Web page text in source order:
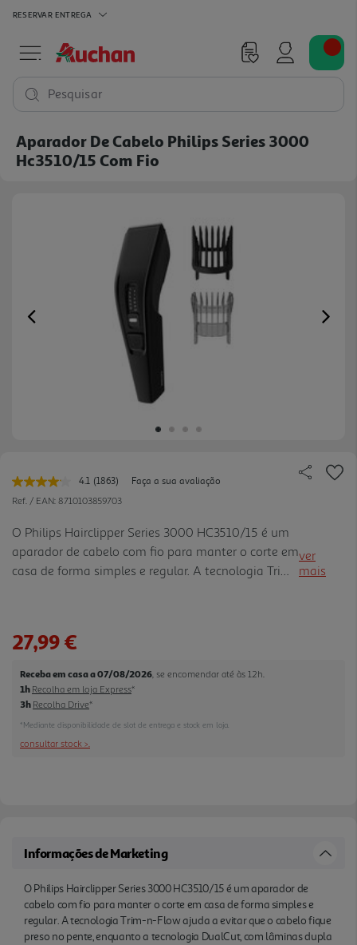
RESERVAR ENTREGA
Pesquisar
Aparador De Cabelo Philips Series 3000
Hc3510/15 Com Fio
Previous
4.1 Leu
1863
Link
para
a
mesma
página.
(1863)
Faça a sua avaliação
Ref. / EAN: 8710103859703
O Philips Hairclipper Series 3000 HC3510/15 é um
aparador de cabelo com fio para manter o corte em
casa de forma simples e regular. A tecnologia Trim-
favorece um corte rápido e preciso. As 13
regulações de comprimento permitem ajustar o
resultado ao estilo pretendido, e o pente de barba
incluído acrescenta versatilidade para cuidar
também do rosto. Para a rotina de cui dado
pessoal, é uma solução prática que combina
ver
mais
27,99 €
Receba em casa a 07/08/2026, se encomendar até às 12h.
1h Recolha em loja Express*
3h Recolha Drive*
*Mediante disponibilidade de slot de entrega e stock em loja.
consultar stock >.
Informações de Marketing
O Philips Hairclipper Series 3000 HC3510/15 é um aparador de
cabelo com fio para manter o corte em casa de forma simples e
regular. A tecnologia Trim-n-Flow ajuda a evitar que o cabelo fique
preso no pente, enquanto a tecnologia DualCut, com lâminas dupla